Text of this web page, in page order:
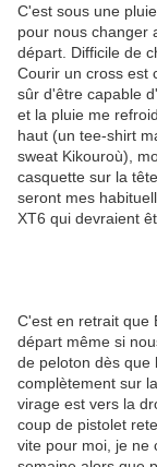
C'est sous une
pour nous changer
départ. Difficile de
Courir un cross est
sûr d'être capable
et la pluie me
haut (un tee-shirt
sweat Kikouroù),
casquette sur la
seront mes
XT6 qui devraient
C'est en retrait que
départ même si
de peloton dès que
complètement sur
virage est vers la
coup de pistolet
vite pour moi, je ne